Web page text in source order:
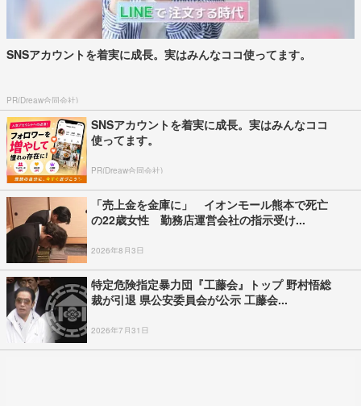
SNSアカウントを着実に成長。実はみんなココ使ってます。
PR(Dreaw合同会社)
SNSアカウントを着実に成長。実はみんなココ
使ってます。
PR(Dreaw合同会社)
「売上金を金庫に」 イオンモール熊本で死亡
の22歳女性 勤務店運営会社の指示受け...
2026年8月3日
特定危険指定暴力団『工藤会』トップ 野村悟総
裁が引退 県公安委員会が公示 工藤会...
2026年7月31日